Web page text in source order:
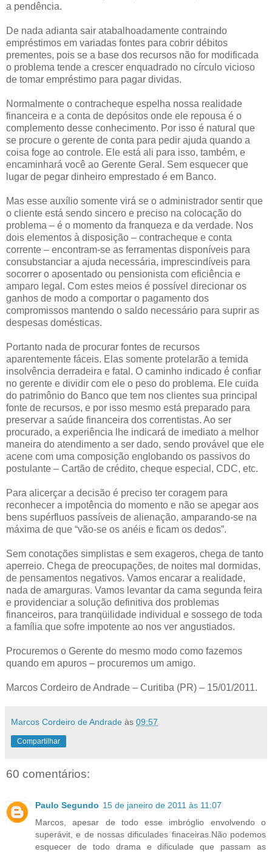
a pendência.
De nada adianta sair atabalhoadamente contraindo
empréstimos em variadas fontes para cobrir débitos
prementes, pois se a base dos recursos não for modificada
o problema tende a crescer enquadrado no círculo vicioso
de tomar empréstimo para pagar dividas.
Normalmente o contracheque espelha nossa realidade
financeira e a conta de depósitos onde ele repousa é o
complemento desse conhecimento. Por isso é natural que
se procure o gerente de conta para pedir ajuda quando a
coisa foge ao controle. Ele está ali para isso, também, e
encaminhará você ao Gerente Geral. Sem esquecer que
lugar de pegar dinheiro emprestado é em Banco.
Mas esse auxílio somente virá se o administrador sentir que
o cliente está sendo sincero e preciso na colocação do
problema – é o momento da franqueza e da verdade. Nos
dois elementos à disposição – contracheque e conta
corrente – encontram-se as ferramentas disponíveis para
consubstanciar a ajuda necessária, imprescindíveis para
socorrer o aposentado ou pensionista com eficiência e
amparo legal. Com estes meios é possível direcionar os
ganhos de modo a comportar o pagamento dos
compromissos mantendo o saldo necessário para suprir as
despesas domésticas.
Portanto nada de procurar fontes de recursos
aparentemente fáceis. Elas somente protelarão a temida
insolvência derradeira e fatal. O caminho indicado é confiar
no gerente e dividir com ele o peso do problema. Ele cuida
do patrimônio do Banco que tem nos clientes sua principal
fonte de recursos, e por isso mesmo está preparado para
preservar a saúde financeira dos correntistas. Ao ser
procurado, a experiência lhe indicará de imediato a melhor
maneira do atendimento a ser dado, sendo provável que ele
acene com uma composição englobando os passivos do
postulante – Cartão de crédito, cheque especial, CDC, etc.
Para alicerçar a decisão é preciso ter coragem para
reconhecer a impotência do momento e não se apegar aos
bens supérfluos passíveis de alienação, amparando-se na
máxima de que “vão-se os anéis e ficam os dedos”.
Sem conotações simplistas e sem exageros, chega de tanto
aperreio. Chega de preocupações, de noites mal dormidas,
de pensamentos negativos. Vamos encarar a realidade,
nada de amarguras. Vamos levantar da cama segunda feira
e providenciar a solução definitiva dos problemas
financeiros, para tranqüilidade individual e sossego de toda
a família que sofre impotente ao nos ver angustiados.
Procuremos o Gerente do mesmo modo como fazemos
quando em apuros – procuremos um amigo.
Marcos Cordeiro de Andrade – Curitiba (PR) – 15/01/2011.
Marcos Cordeiro de Andrade às 09:57
Compartilhar
60 comentários:
Paulo Segundo 15 de janeiro de 2011 às 11:07
Marcos, apesar de todo esse imbróglio envolvendo o
superávit, e de nossas dificulades finaceiras.Não podemos
esquecer de todo drama e dificulade que passam as